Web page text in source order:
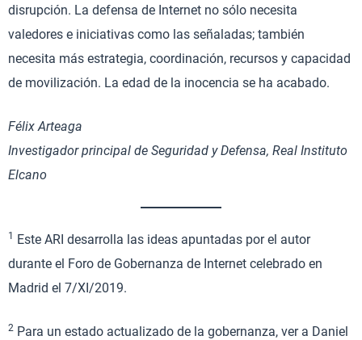
disrupción. La defensa de Internet no sólo necesita
valedores e iniciativas como las señaladas; también
necesita más estrategia, coordinación, recursos y capacidad
de movilización. La edad de la inocencia se ha acabado.
Félix Arteaga
Investigador principal de Seguridad y Defensa, Real Instituto
Elcano
1 Este ARI desarrolla las ideas apuntadas por el autor
durante el Foro de Gobernanza de Internet celebrado en
Madrid el 7/XI/2019.
2 Para un estado actualizado de la gobernanza, ver a Daniel